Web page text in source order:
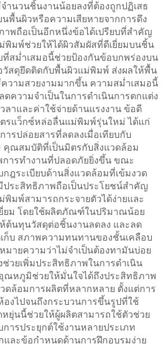
จำนวนชิ้นงานน้อยลงที่ต้องถูกปฏิเสธ
พื้นผิวหรือความเสียหายจากการดึง
พถือเป็นอีกหนึ่งข้อได้เปรียบที่สำคัญ
พิมพ์ช่วยให้ได้ผิวสัมผัสที่ดีเยี่ยมบนชิ้น
สม่ำเสมอนี้ช่วยป้องกันข้อบกพร่องบน
วัสดุยึดติดกับพื้นผิวแม่พิมพ์ ส่งผลให้พื้น
ความสวยงามมากขึ้น ความสม่ำเสมอนี้
ความจำเป็นในการดำเนินการตกแต่ง
ลาและค่าใช้จ่ายด้านแรงงาน ข้อดี
รแว็กซ์หล่อลื่นแม่พิมพ์รุ่นใหม่ ได้แก่
รปล่อยสารที่ลดลงเมื่อเทียบกับ
คุณสมบัติที่เป็นมิตรกับสิ่งแวดล้อม
การทำงานที่ปลอดภัยยิ่งขึ้น ขณะ
ฎระเบียบด้านสิ่งแวดล้อมที่เข้มงวด
ประสิทธิภาพถือเป็นประโยชน์สำคัญ
มพ์สามารถกระจายตัวได้ง่ายและ
ยม โดยใช้ผลิตภัณฑ์ในปริมาณน้อย
ต้นทุนวัสดุต่อชิ้นงานลดลง และลด
ก็บ สภาพความทนทานของชั้นเคลือบ
ายความว่าไม่จำเป็นต้องทามันบ่อย
ช่วยเพิ่มประสิทธิภาพในการดำเนิน
ณหภูมิช่วยให้มั่นใจได้ถึงประสิทธิภาพ
ดล้อมการผลิตที่หลากหลาย ตั้งแต่การ
งไปจนถึงกระบวนการขึ้นรูปที่ใช้
ยุ่นนี้ช่วยให้ผู้ผลิตสามารถใช้ตัวช่วย
ารประยุกต์ใช้งานหลายประเภท
และข้อกำหนดด้านการฝึกอบรมง่าย